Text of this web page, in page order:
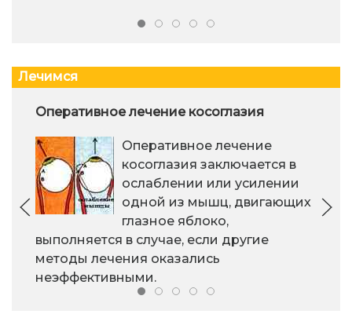
Лечимся
Оперативное лечение косоглазия
Оперативное лечение
косоглазия заключается в
ослаблении или усилении
одной из мышц, двигающих
глазное яблоко,
выполняется в случае, если другие
методы лечения оказались
неэффективными.